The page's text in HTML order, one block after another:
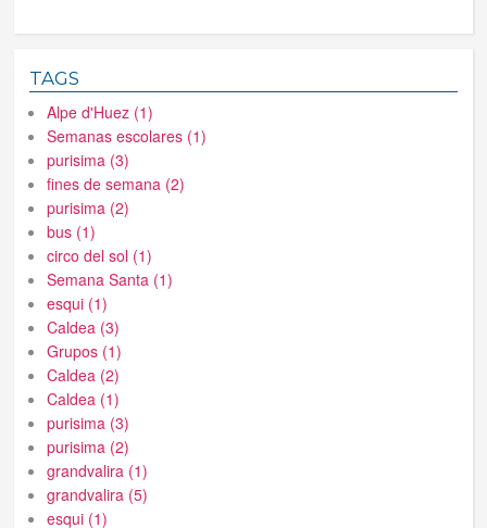
TAGS
Alpe d'Huez (1)
Semanas escolares (1)
purisima (3)
fines de semana (2)
purisima (2)
bus (1)
circo del sol (1)
Semana Santa (1)
esqui (1)
Caldea (3)
Grupos (1)
Caldea (2)
Caldea (1)
purisima (3)
purisima (2)
grandvalira (1)
grandvalira (5)
esqui (1)